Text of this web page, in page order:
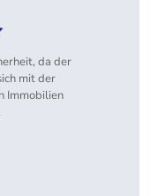
da der
mit der
Immobilien